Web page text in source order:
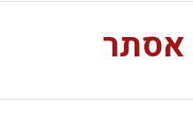
אסתר